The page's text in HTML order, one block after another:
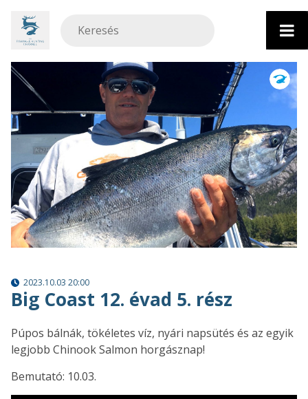
tartalomhoz
2023.10.03 20:00
Big Coast 12. évad 5. rész
Púpos bálnák, tökéletes víz, nyári napsütés és az egyik
legjobb Chinook Salmon horgásznap!
Bemutató: 10.03.